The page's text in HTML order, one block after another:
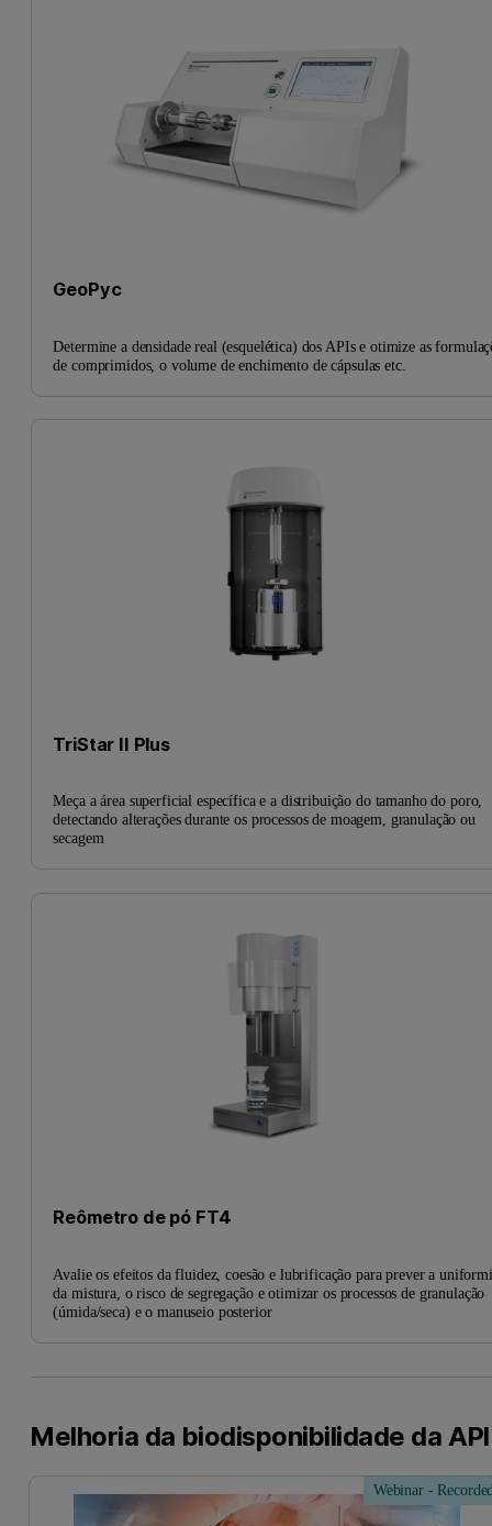
GeoPyc
Determine a densidade real (esquelética) dos APIs e otimize as
de comprimidos, o volume de enchimento de cápsulas etc.
TriStar II Plus
Meça a área superficial específica e a distribuição do tamanho do poro,
detectando alterações durante os processos de moagem, granulação ou
secagem
Reômetro de pó FT4
Avalie os efeitos da fluidez, coesão e lubrificação para prever a
da mistura, o risco de segregação e otimizar os processos de granulação
(úmida/seca) e o manuseio posterior
Melhoria da biodisponibilidade da API
Webinar -